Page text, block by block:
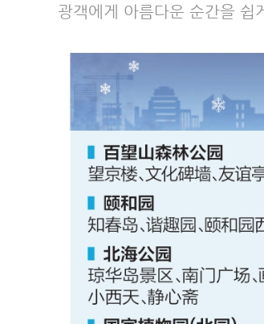
광객에게 아름다운 순간을 쉽